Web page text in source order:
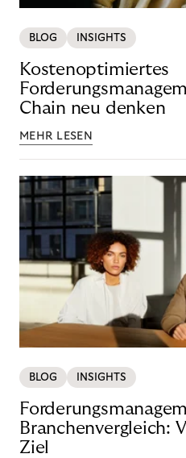
BLOG INSIGHTS
Kostenoptimiertes
Chain neu denken
MEHR LESEN
BLOG INSIGHTS
Branchenvergleich:
Ziel